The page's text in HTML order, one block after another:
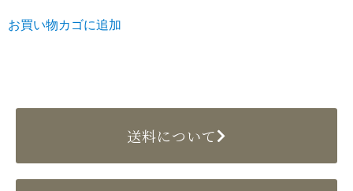
お買い物カゴに追加
送料について